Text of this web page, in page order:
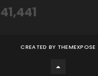
41,441
CREATED BY THEMEXPOSE